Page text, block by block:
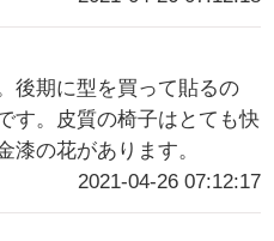
後期に型を買って貼るの
す。皮質の椅子はとても快
漆の花があります。
2021-04-26 07:12:17